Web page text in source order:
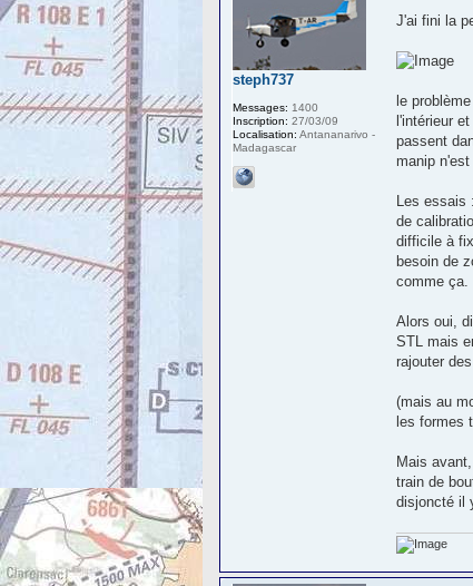
J'ai fini la
le
l'intérieur
passent
manip
Les essais
de
difficile à
besoin de
comme ça.
Alors oui,
STL mais
rajouter
(mais au
les formes
Mais
train de
disjoncté il
steph737
Messages: 1400
Inscription: 27/03/09
Localisation: Antananarivo -
Madagascar